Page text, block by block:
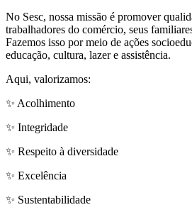
No Sesc, nossa missão é promover
trabalhadores do comércio, seus
Fazemos isso por meio de ações
educação, cultura, lazer e assistência.
Aqui, valorizamos:
✨ Acolhimento
✨ Integridade
✨ Respeito à diversidade
✨ Excelência
✨ Sustentabilidade